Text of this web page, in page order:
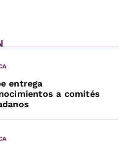
entrega
a comités